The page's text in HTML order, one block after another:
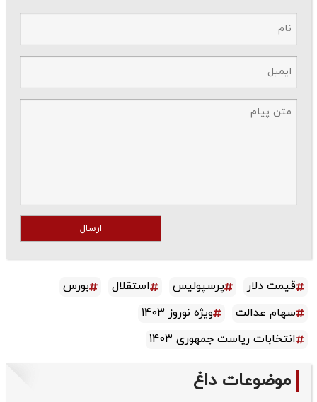
ارسال
قیمت دلار پرسپولیس استقلال
بورس
سهام عدالت
ویژه نوروز 1403
انتخابات ریاست جمهوری 1403
موضوعات داغ